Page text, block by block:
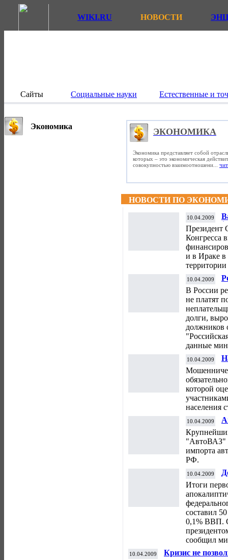
WIKI.RU НОВОСТИ
Сайты Социальные науки Естественные и
Экономика
ЭКОНОМИКА
Экономика представляет собой
которых – это экономическая
совокупностью взаимоотношени...
НОВОСТИ ПО
10.04.2009
Президент
Конгресса
и в Ираке в
территории
10.04.2009
В России
не платят
долги,
должников
данные
10.04.2009
которой
населения
10.04.2009
"АвтоВАЗ"
импорта
РФ.
10.04.2009
Итоги
составил
0,1% ВВП.
сообщил
10.04.2009 Кризис не